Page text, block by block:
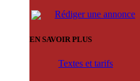
Rédiger une annonce
EN SAVOIR PLUS
Textes et tarifs